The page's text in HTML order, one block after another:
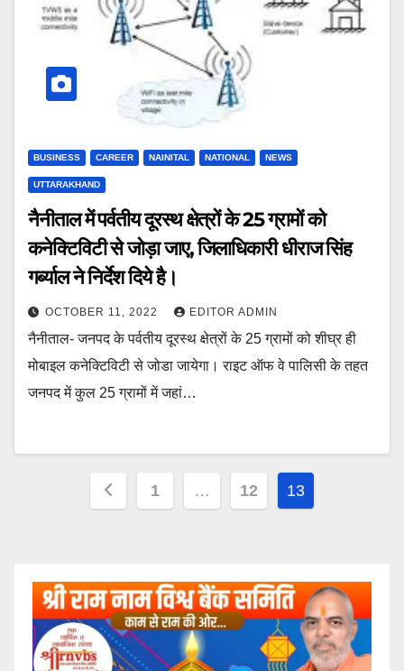
BUSINESS CAREER NAINITAL NATIONAL NEWS
UTTARAKHAND
नैनीताल में पर्वतीय दूरस्थ क्षेत्रों के 25 ग्रामों को
कनेक्टिविटी से जोड़ा जाए, जिलाधिकारी धीराज सिंह
गर्ब्याल ने निर्देश दिये है।
OCTOBER 11, 2022 EDITOR ADMIN
नैनीताल- जनपद के पर्वतीय दूरस्थ क्षेत्रों के 25 ग्रामों को शीघ्र ही
मोबाइल कनेक्टिविटी से जोडा जायेगा। राइट ऑफ वे पालिसी के तहत
जनपद में कुल 25 ग्रामों में जहां…
Posts
1 … 12 13